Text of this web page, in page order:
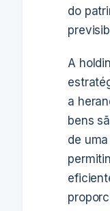
do
A
a
bens
de